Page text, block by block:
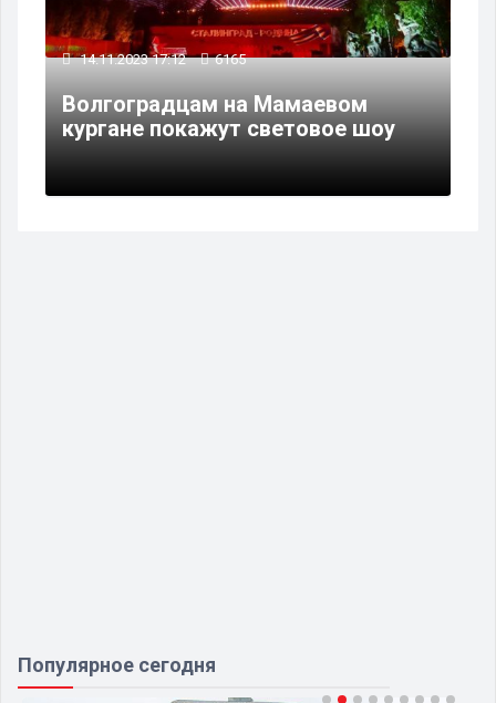
14.11.2023 17:12 6165
Волгоградцам на Мамаевом
кургане покажут световое шоу
Популярное сегодня